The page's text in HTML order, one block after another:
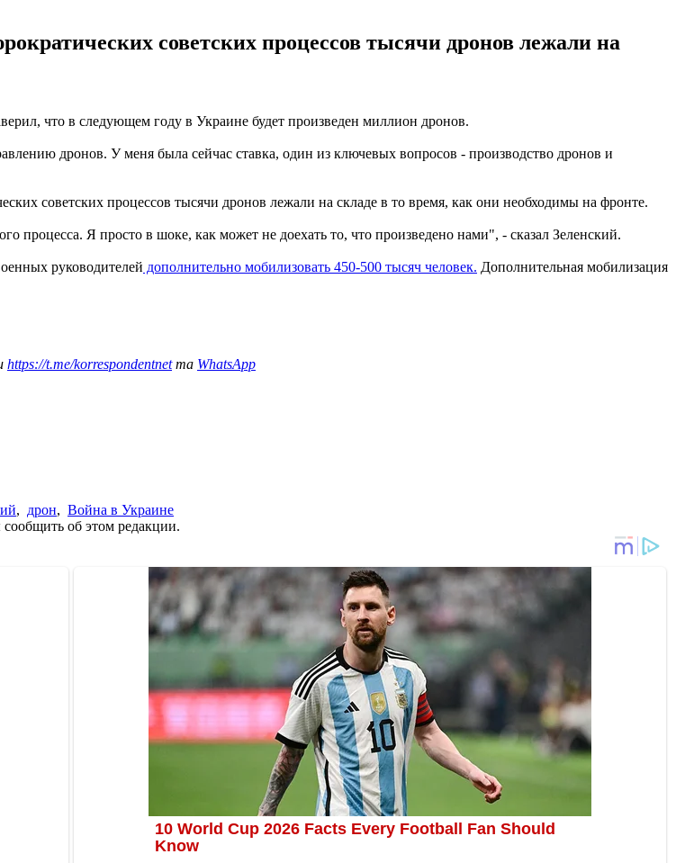
советских процессов тысячи дронов лежали на
что в следующем году в Украине будет произведен миллион дронов.
дронов. У меня была сейчас ставка, один из ключевых вопросов - производство дронов и
советских процессов тысячи дронов лежали на складе в то время, как они необходимы на фронте.
процесса. Я просто в шоке, как может не доехать то, что произведено нами", - сказал Зеленский.
руководителей дополнительно мобилизовать 450-500 тысяч человек. Дополнительная мобилизация
https://t.me/korrespondentnetта WhatsApp
, дрон, Война в Украине
об этом редакции.